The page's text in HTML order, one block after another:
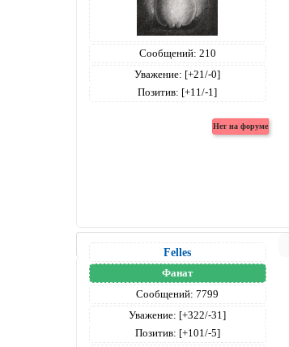
Сообщений: 210
Уважение: [+21/-0]
Позитив: [+11/-1]
Felles
Фанат
Сообщений: 7799
Уважение: [+322/-31]
Позитив: [+101/-5]